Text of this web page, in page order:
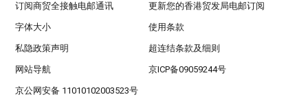
订阅商贸全接触电邮通讯 更新您的香港贸发局电邮订阅
字体大小 使用条款
私隐政策声明 超连结条款及细则
网站导航 京ICP备09059244号
京公网安备 11010102003523号